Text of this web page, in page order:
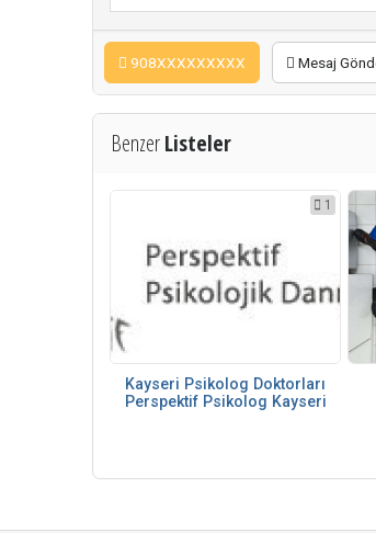
908XXXXXXXXX Mesaj
BenzerListeler
1
Kayseri Psikolog Doktorları
Perspektif Psikolog Kayseri